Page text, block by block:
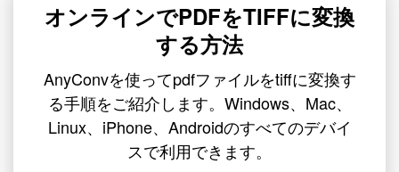
オンラインでPDFをTIFFに変換
する方法
AnyConvを使ってpdfファイルをtiffに変換す
る手順をご紹介します。Windows、Mac、
Linux、iPhone、Androidのすべてのデバイ
スで利用できます。